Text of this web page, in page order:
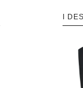
I